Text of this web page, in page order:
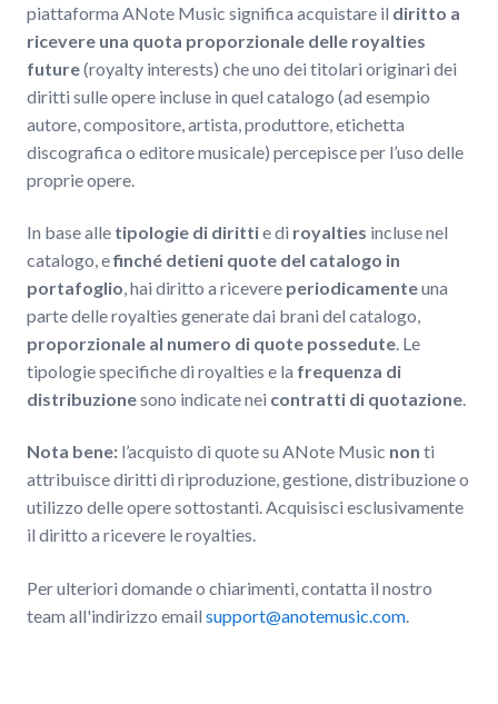
piattaforma ANote Music significa acquistare il diritto a
ricevere una quota proporzionale delle royalties
future(royalty interests) che uno dei titolari originari dei
diritti sulle opere incluse in quel catalogo (ad esempio
autore, compositore, artista, produttore, etichetta
discografica o editore musicale) percepisce per l’uso delle
proprie opere.
In base alle tipologie di dirittie di royalties incluse nel
catalogo, efinché detieni quote del catalogo in
portafoglio, hai diritto a ricevere periodicamenteuna
parte delle royalties generate dai brani del catalogo,
proporzionale al numero di quote possedute. Le
tipologie specifiche di royalties e la frequenza di
distribuzionesono indicate nei contratti di quotazione.
Nota bene: l’acquisto di quote su ANote Music non ti
attribuisce diritti di riproduzione, gestione, distribuzione o
utilizzo delle opere sottostanti. Acquisisci esclusivamente
il diritto a ricevere le royalties.
Per ulteriori domande o chiarimenti, contatta il nostro
team all'indirizzo email support@anotemusic.com.